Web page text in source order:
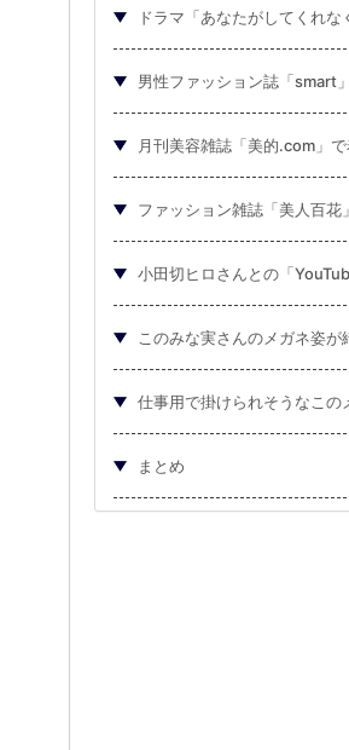
ドラマ「あなたがしてくれ
男性ファッション誌「smart
月刊美容雑誌「美的.com」
ファッション雑誌「美人百
小田切ヒロさんとの「
このみな実さんのメガネ姿が
仕事用で掛けられそうなこの
まとめ